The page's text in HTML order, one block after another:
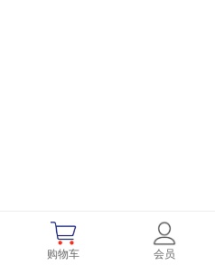
购物车 会员